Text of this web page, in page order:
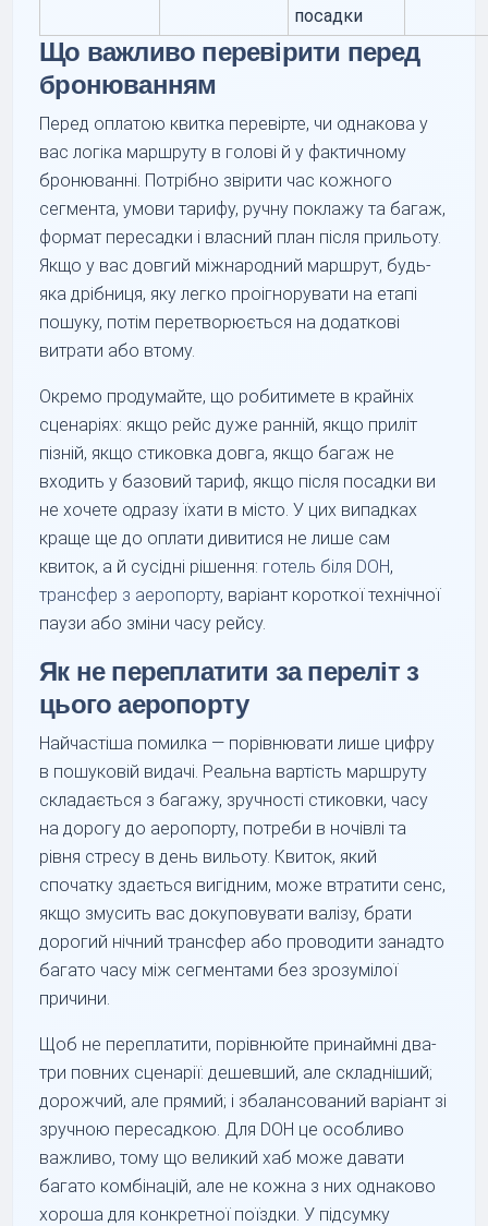
посадки
Що важливо перевірити перед
бронюванням
Перед оплатою квитка перевірте, чи однакова у
вас логіка маршруту в голові й у фактичному
бронюванні. Потрібно звірити час кожного
сегмента, умови тарифу, ручну поклажу та багаж,
формат пересадки і власний план після прильоту.
Якщо у вас довгий міжнародний маршрут, будь-
яка дрібниця, яку легко проігнорувати на етапі
пошуку, потім перетворюється на додаткові
витрати або втому.
Окремо продумайте, що робитимете в крайніх
сценаріях: якщо рейс дуже ранній, якщо приліт
пізній, якщо стиковка довга, якщо багаж не
входить у базовий тариф, якщо після посадки ви
не хочете одразу їхати в місто. У цих випадках
краще ще до оплати дивитися не лише сам
квиток, а й сусідні рішення: готель біля DOH,
трансфер з аеропорту, варіант короткої технічної
паузи або зміни часу рейсу.
Як не переплатити за переліт з
цього аеропорту
Найчастіша помилка — порівнювати лише цифру
в пошуковій видачі. Реальна вартість маршруту
складається з багажу, зручності стиковки, часу
на дорогу до аеропорту, потреби в ночівлі та
рівня стресу в день вильоту. Квиток, який
спочатку здається вигідним, може втратити сенс,
якщо змусить вас докуповувати валізу, брати
дорогий нічний трансфер або проводити занадто
багато часу між сегментами без зрозумілої
причини.
Щоб не переплатити, порівнюйте принаймні два-
три повних сценарії: дешевший, але складніший;
дорожчий, але прямий; і збалансований варіант зі
зручною пересадкою. Для DOH це особливо
важливо, тому що великий хаб може давати
багато комбінацій, але не кожна з них однаково
хороша для конкретної поїздки. У підсумку